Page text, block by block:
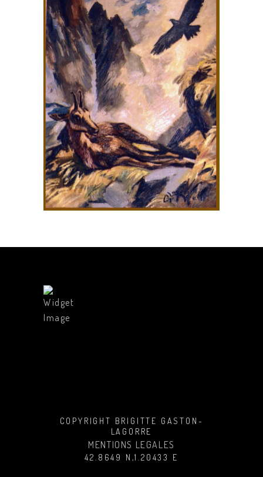
COPYRIGHT BRIGITTE GASTON-
LAGORRE
MENTIONS LEGALES
42.8649 N,1.20433 E